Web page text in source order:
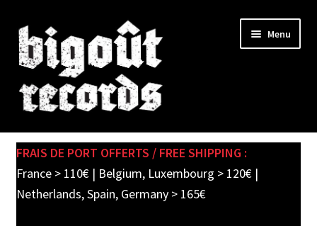
Skip
to
navigation
Skip
to
content
Menu
SHOP
child
PRE-ORDERS
FRAIS DE PORT OFFERTS / FREE SHIPPING :
France > 110€ | Belgium, Luxembourg > 120€ |
Netherlands, Spain, Germany > 165€